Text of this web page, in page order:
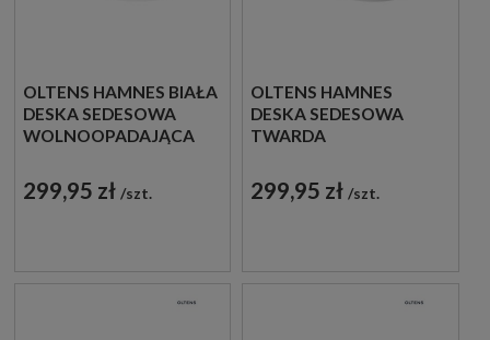
OLTENS HAMNES BIAŁA
DESKA SEDESOWA
WOLNOOPADAJĄCA
299,95 zł szt.
OLTENS HAMNES
DESKA SEDESOWA
TWARDA
OVAN SLIM BIAŁA
45100000
299,95 zł szt.